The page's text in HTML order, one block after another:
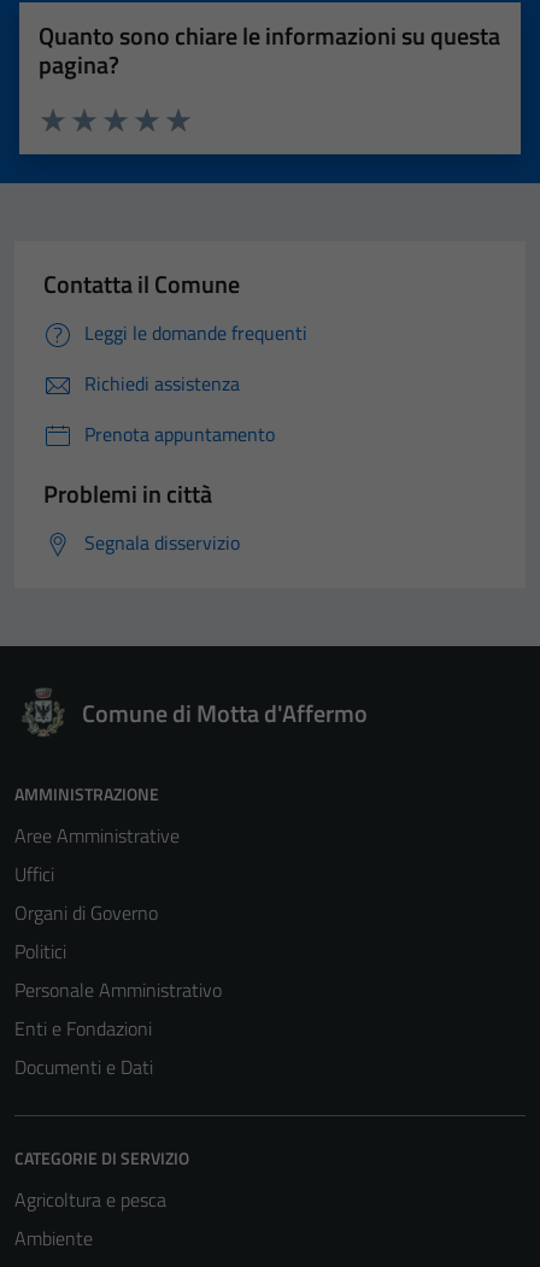
Quanto sono chiare le informazioni su questa
pagina?
Valuta 5 stelle su 5
Valuta 4 stelle su 5
Valuta 3 stelle su 5
Valuta 2 stelle su 5
Valuta 1 stelle su 5
Contatta il Comune
Leggi le domande frequenti
Richiedi assistenza
Prenota appuntamento
Problemi in città
Segnala disservizio
Comune di Motta d'Affermo
AMMINISTRAZIONE
Aree Amministrative
Uffici
Organi di Governo
Politici
Personale Amministrativo
Enti e Fondazioni
Documenti e Dati
CATEGORIE DI SERVIZIO
Agricoltura e pesca
Ambiente